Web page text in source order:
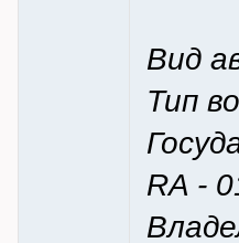
Вид
Тип
RA -